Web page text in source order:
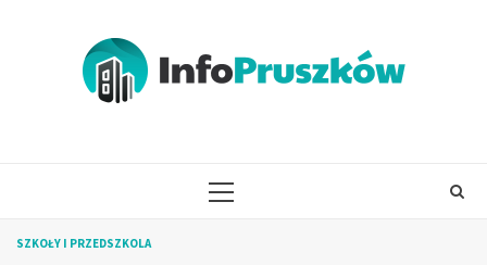
PRIMARY
SZKOŁY I PRZEDSZKOLA